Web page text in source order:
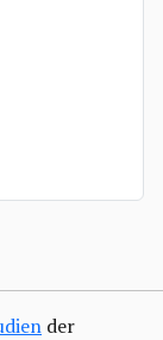
der